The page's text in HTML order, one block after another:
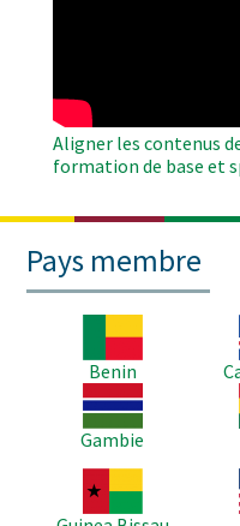
Aligner les contenus
formation de base et
Pays membre
Benin
Image
Gambie
Image